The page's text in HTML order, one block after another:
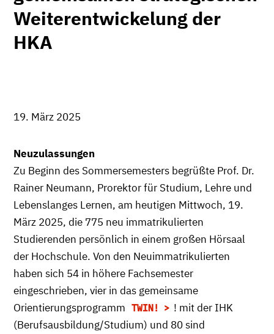
Weiterentwickelung der
HKA
19. März 2025
Neuzulassungen
Zu Beginn des Sommersemesters begrüßte Prof. Dr.
Rainer Neumann, Prorektor für Studium, Lehre und
Lebenslanges Lernen, am heutigen Mittwoch, 19.
März 2025, die 775 neu immatrikulierten
Studierenden persönlich in einem großen Hörsaal
der Hochschule. Von den Neuimmatrikulierten
haben sich 54 in höhere Fachsemester
eingeschrieben, vier in das gemeinsame
Orientierungsprogramm TWIN!
! mit der IHK
(Berufsausbildung/Studium) und 80 sind